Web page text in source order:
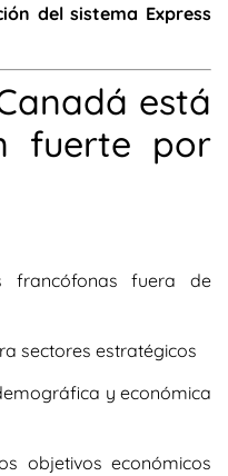
del sistema Express
está
fuerte por
francófonas fuera de
sectores estratégicos
y económica
objetivos económicos